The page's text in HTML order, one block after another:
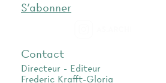
S'abonner
Contact
Directeur - Editeur
Frederic Krafft-Gloria